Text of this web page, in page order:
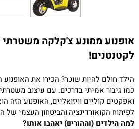
לקטנטנים!
הילד חולם להיות שוטר? הכירו את האופנוע
כמו גיבור אמיתי בדרכים. עם עיצוב
ואפקטים קוליים וויזואליים, האופנוע
לפיתוח הקואורדינציה והביטחון העצמי של
למה הילדים (וההורים) יאהבו אותו?